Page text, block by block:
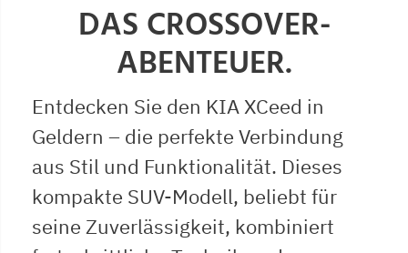
DAS CROSSOVER-
ABENTEUER.
Entdecken Sie den KIA XCeed in
Geldern – die perfekte Verbindung
aus Stil und Funktionalität. Dieses
kompakte SUV-Modell, beliebt für
seine Zuverlässigkeit, kombiniert